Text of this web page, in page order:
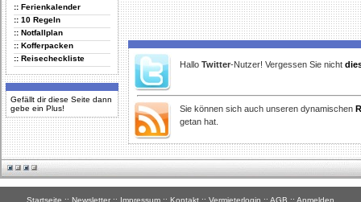
:: Ferienkalender
:: 10 Regeln
:: Notfallplan
:: Kofferpacken
:: Reisecheckliste
Gefällt dir diese Seite dann
gebe ein Plus!
Hallo Twitter-Nutzer! Vergessen Sie nicht
Sie können sich auch unseren dynamischen
getan hat.
Startseite :: Newsletter :: Impressum :: Kontakt :: Vermieterlogin :: AGB :: Anmelden